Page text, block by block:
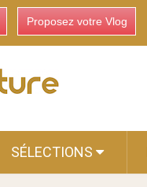
Proposez votre Vlog
SÉLECTIONS